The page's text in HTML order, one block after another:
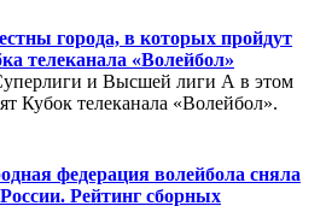
города, в которых пройдут
телеканала «Волейбол»
и Высшей лиги А в этом
Кубок телеканала «Волейбол».
федерация волейбола сняла
Рейтинг сборных